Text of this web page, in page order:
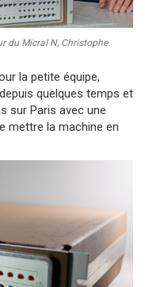
du Micral N, Christophe.
la petite équipe,
quelques temps et
sur Paris avec une
mettre la machine en